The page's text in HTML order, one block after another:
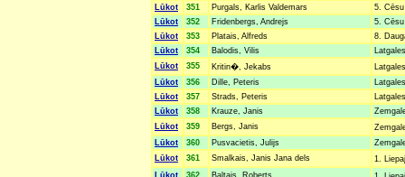
Lūkot
351 Purgals, Karlis Valdemars
5.
Lūkot
352 Fridenbergs, Andrejs
5.
Lūkot
353 Platais, Alfreds
8.
Lūkot
354 Balodis, Vilis
Lūkot
355 Kritin�, Jekabs
Lūkot
356 Dille, Peteris
Lūkot
357 Strads, Peteris
Lūkot
358 Krauze, Janis
Lūkot
359 Bergs, Janis
Lūkot
360 Pusvacietis, Julijs
Lūkot
361 Smalkais, Janis Jana dels
1.